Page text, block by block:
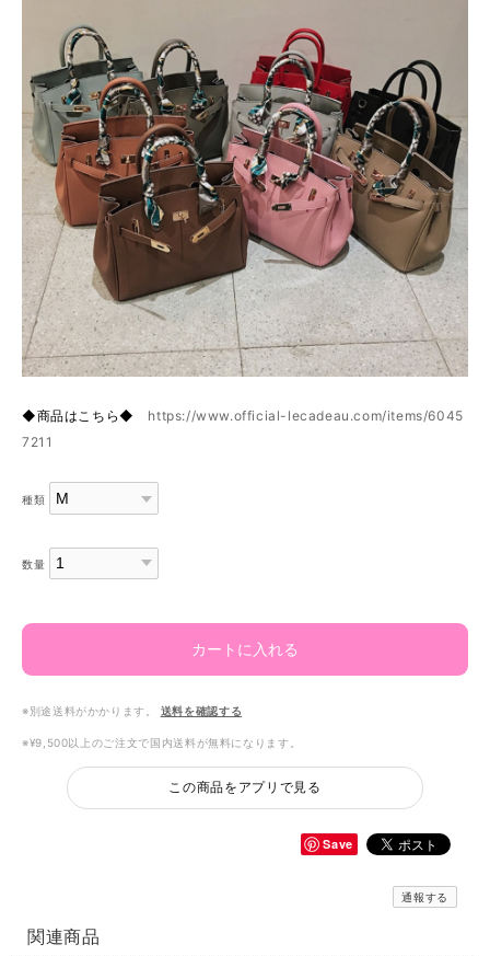
◆商品はこちら◆ https://www.official-lecadeau.com/items/6045
7211
種類
数量
カートに入れる
※別途送料がかかります。 送料を確認する
※¥9,500以上のご注文で国内送料が無料になります。
この商品をアプリで見る
Save
通報する
関連商品